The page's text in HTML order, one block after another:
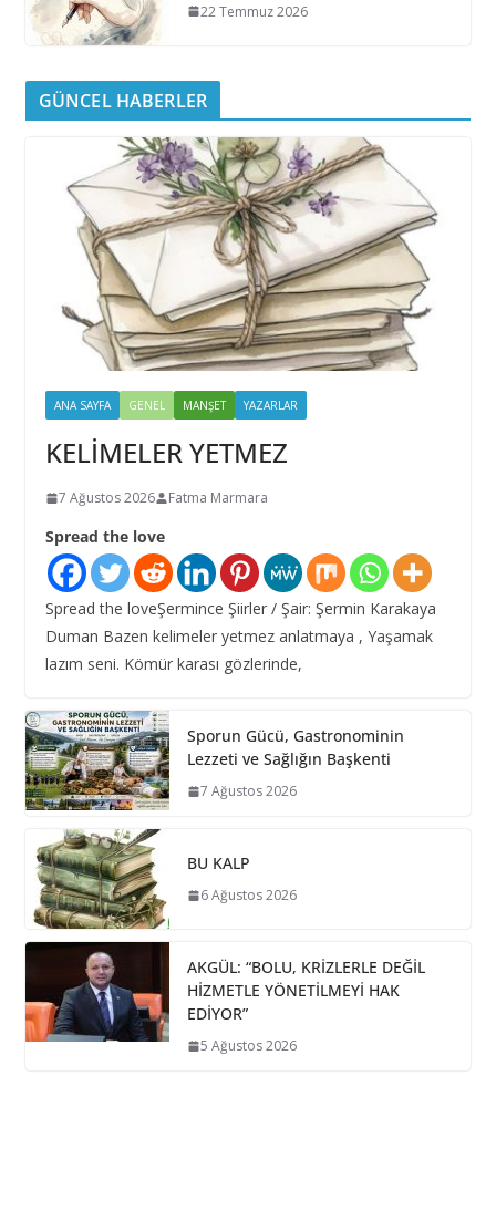
22 Temmuz 2026
GÜNCEL HABERLER
ANA SAYFA GENEL MANŞET YAZARLAR
KELİMELER YETMEZ
7 Ağustos 2026 Fatma Marmara
Spread the love
Spread the loveŞermince Şiirler / Şair: Şermin Karakaya
Duman Bazen kelimeler yetmez anlatmaya , Yaşamak
lazım seni. Kömür karası gözlerinde,
Sporun Gücü, Gastronominin
Lezzeti ve Sağlığın Başkenti
7 Ağustos 2026
BU KALP
6 Ağustos 2026
AKGÜL: “BOLU, KRİZLERLE DEĞİL
HİZMETLE YÖNETİLMEYİ HAK
EDİYOR”
5 Ağustos 2026